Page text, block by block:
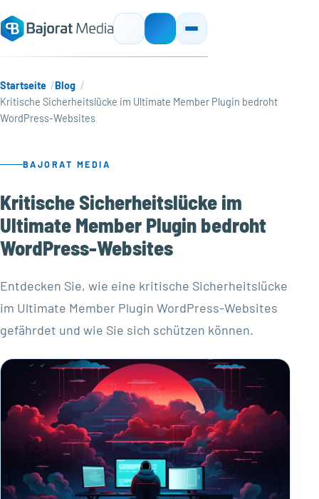
Startseite
Blog
Kritische Sicherheitslücke im Ultimate Member Plugin bedroht
WordPress-Websites
BAJORAT MEDIA
Kritische Sicherheitslücke im
Ultimate Member Plugin bedroht
WordPress-Websites
Entdecken Sie, wie eine kritische Sicherheitslücke
im Ultimate Member Plugin WordPress-Websites
gefährdet und wie Sie sich schützen können.